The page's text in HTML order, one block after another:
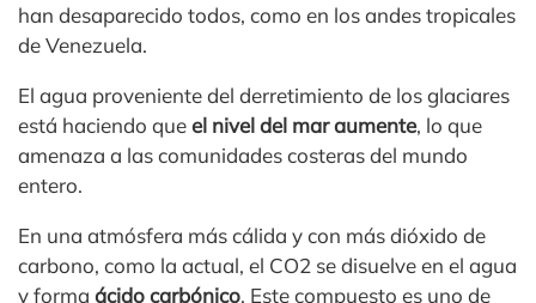
han desaparecido todos, como en los andes tropicales
de Venezuela.
El agua proveniente del derretimiento de los glaciares
está haciendo queel nivel del mar aumente, lo que
amenaza a las comunidades costeras del mundo
entero.
En una atmósfera más cálida y con más dióxido de
carbono, como la actual, el CO2 se disuelve en el agua
y forma ácido carbónico. Este compuesto es uno de